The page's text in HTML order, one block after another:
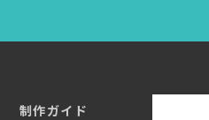
制作ガイド